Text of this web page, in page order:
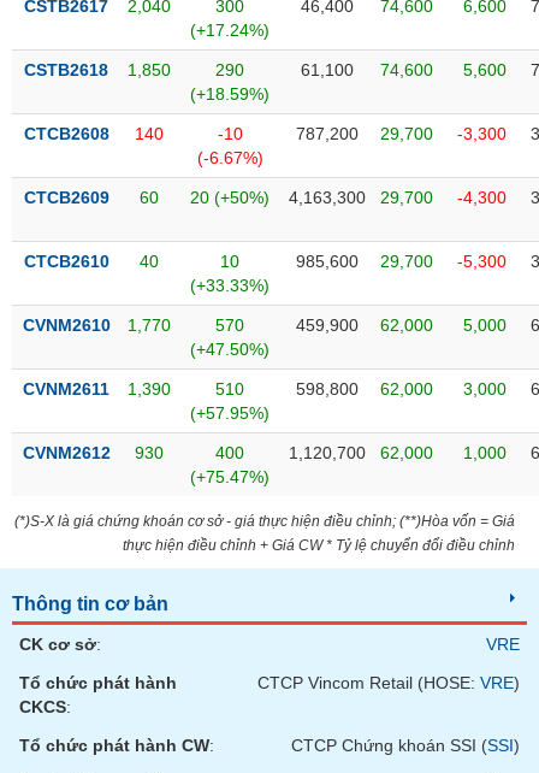
CSTB2617 2,040
300
(+17.24%)
46,400 74,600 6,600
CSTB2618 1,850
290
(+18.59%)
61,100 74,600 5,600
CTCB2608 140
-10
(-6.67%)
787,200 29,700 -3,300
CTCB2609 60 20 (+50%) 4,163,300 29,700 -4,300
CTCB2610 40
10
(+33.33%)
985,600 29,700 -5,300
CVNM2610 1,770
570
(+47.50%)
459,900 62,000 5,000
CVNM2611 1,390
510
(+57.95%)
598,800 62,000 3,000
CVNM2612 930
400
(+75.47%)
1,120,700 62,000 1,000
(*)S-X là giá chứng khoán cơ sở - giá thực hiện điều chỉnh; (**)Hòa vốn = Giá
thực hiện điều chỉnh + Giá CW * Tỷ lệ chuyển đổi điều chỉnh
Thông tin cơ bản
CK cơ sở:
VRE
Tổ chức phát hành
CKCS:
CTCP Vincom Retail (HOSE: VRE)
Tổ chức phát hành CW: CTCP Chứng khoán SSI (SSI)
TIN
VỤ
THÔNG
TIỆN
ÍCH
BẤT
Mã
chứng
(-)